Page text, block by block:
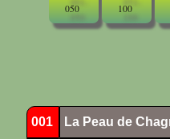
050
100
001 La Peau de